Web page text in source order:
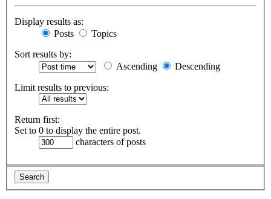
Display results as:
Posts
Topics
Sort results by:
Ascending
Descending
Limit results to previous:
Return first:
Set to 0 to display the entire post.
characters of posts